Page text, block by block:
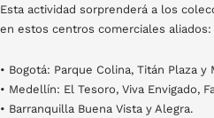
Esta actividad sorprenderá a los
en estos centros comerciales aliados:
• Bogotá: Parque Colina, Titán Plaza y
• Medellín: El Tesoro, Viva Envigado,
• Barranquilla Buena Vista y Alegra.